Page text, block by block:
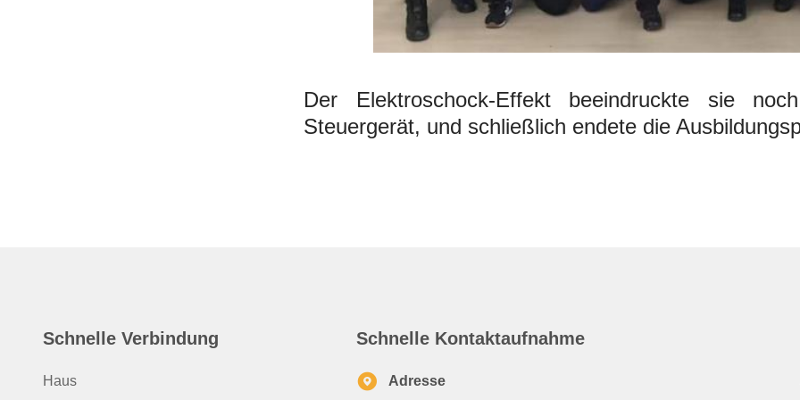
Der Elektroschock-Effekt beeindruckte sie
Steuergerät, und schließlich endete die
Schnelle Verbindung
Haus
Schnelle Kontaktaufnahme
Adresse